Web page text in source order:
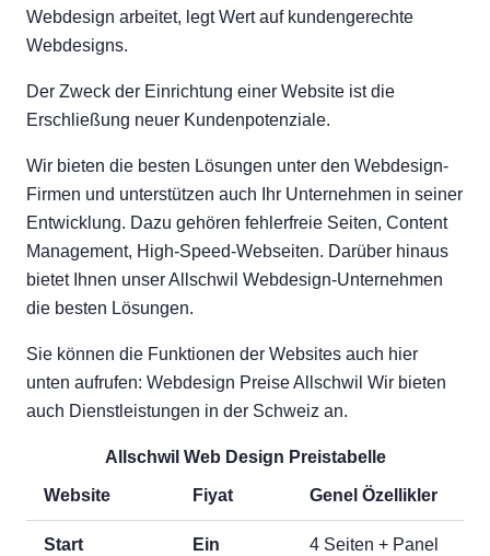
Webdesign arbeitet, legt Wert auf kundengerechte
Webdesigns.
Der Zweck der Einrichtung einer Website ist die
Erschließung neuer Kundenpotenziale.
Wir bieten die besten Lösungen unter den Webdesign-
Firmen und unterstützen auch Ihr Unternehmen in seiner
Entwicklung. Dazu gehören fehlerfreie Seiten, Content
Management, High-Speed-Webseiten. Darüber hinaus
bietet Ihnen unser Allschwil Webdesign-Unternehmen
die besten Lösungen.
Sie können die Funktionen der Websites auch hier
unten aufrufen: Webdesign Preise Allschwil Wir bieten
auch Dienstleistungen in der Schweiz an.
Allschwil Web Design Preistabelle
Website Fiyat Genel Özellikler
Start
Ein
4 Seiten + Panel